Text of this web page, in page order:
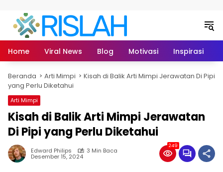
Home Viral News Blog Motivasi Inspirasi
Beranda Arti Mimpi
Kisah di Balik Arti Mimpi Jerawatan Di Pipi
yang Perlu Diketahui
Arti Mimpi
Kisah di Balik Arti Mimpi Jerawatan
Di Pipi yang Perlu Diketahui
Edward Philips 3 Min Baca
Desember 15, 2024
249